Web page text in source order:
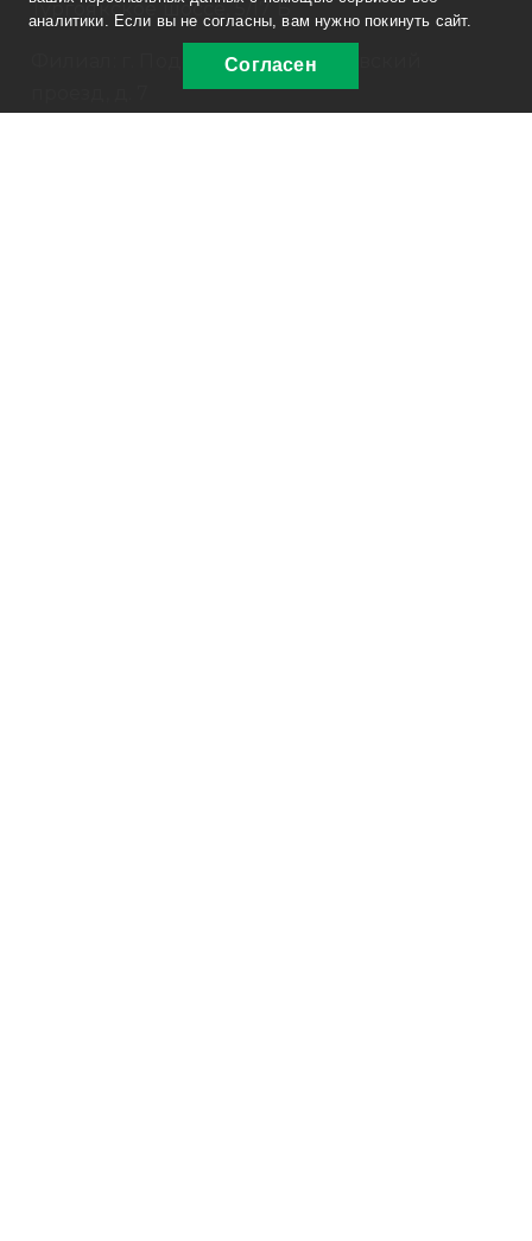
Тургоякское шоссе, 5/17 Б
Филиал: г. Подольск, Нефтебазовский
аналитики. Если вы не согласны, вам нужно покинуть сайт.
Согласен